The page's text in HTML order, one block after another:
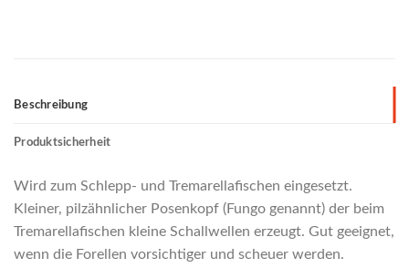
Beschreibung
Produktsicherheit
Wird zum Schlepp- und Tremarellafischen eingesetzt.
Kleiner, pilzähnlicher Posenkopf (Fungo genannt) der beim
Tremarellafischen kleine Schallwellen erzeugt. Gut geeignet,
wenn die Forellen vorsichtiger und scheuer werden.